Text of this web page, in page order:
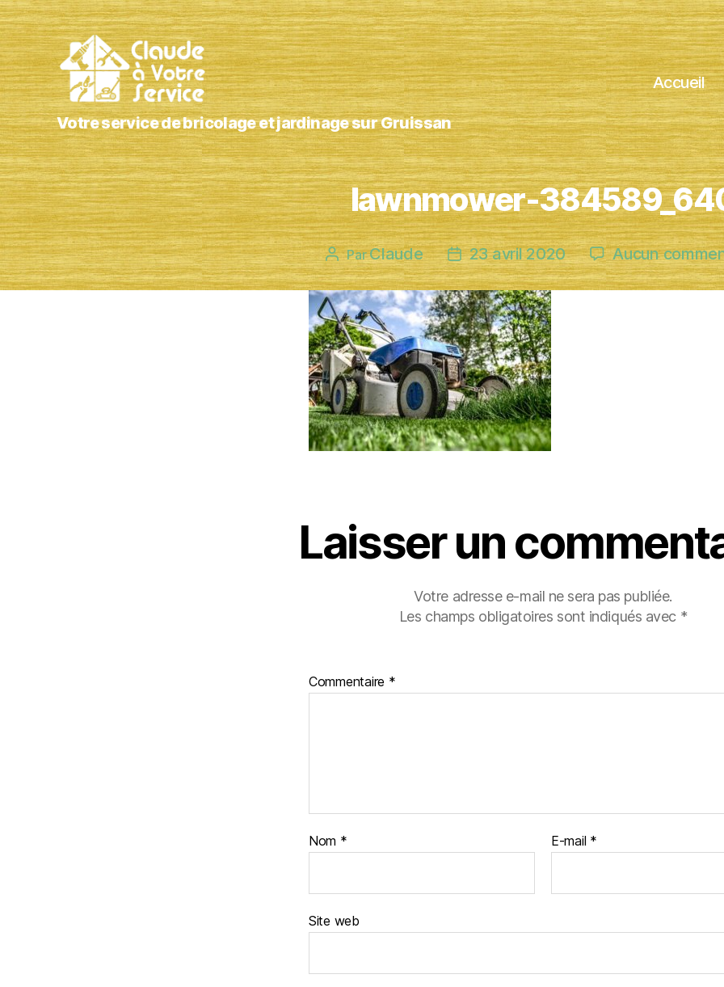
Claude
à
Votre
Service
Votre service de bricolage et jardinage sur Gruissan
Accueil
lawnmower-
Auteur
de
l’article
ParClaude
Date
de
l’article
23 avril 2020 Aucun
Laisser un
Votre adresse e-mail ne sera pas publiée.
Les champs obligatoires sont indiqués avec *
Commentaire *
Nom * E-mail *
Site web